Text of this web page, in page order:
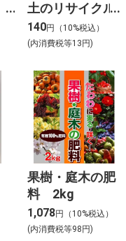
土のリサイクル
材 0.5L
140円（10%税込）
(内消費税等13円)
果樹・庭木の肥
料 2kg
1,078円（10%税込）
(内消費税等98円)